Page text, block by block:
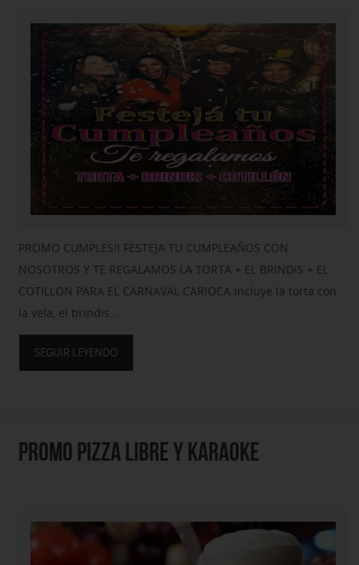
PROMO CUMPLES!! FESTEJA TU CUMPLEAÑOS CON
NOSOTROS Y TE REGALAMOS LA TORTA + EL BRINDIS + EL
COTILLON PARA EL CARNAVAL CARIOCA Incluye la torta con
la vela, el brindis…
SEGUIR LEYENDO
PROMO PIZZA LIBRE Y KARAOKE